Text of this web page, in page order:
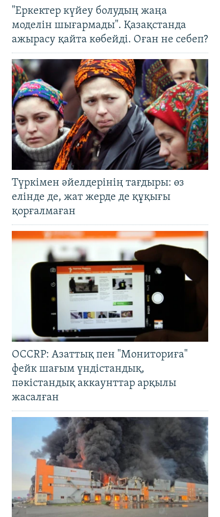
"Еркектер күйеу болудың жаңа
моделін шығармады". Қазақстанда
ажырасу қайта көбейді. Оған не себеп?
Түркімен әйелдерінің тағдыры: өз
елінде де, жат жерде де құқығы
қорғалмаған
OCCRP: Азаттық пен "Мониториға"
фейк шағым үндістандық,
пәкістандық аккаунттар арқылы
жасалған